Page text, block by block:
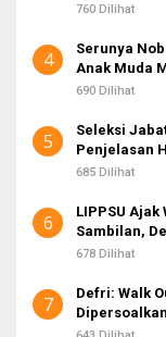
760 Dilihat
4
Serunya
Anak Muda
690 Dilihat
5
Seleksi
Penjelasan
685 Dilihat
6
LIPPSU
Sambilan,
678 Dilihat
7
Defri: Walk